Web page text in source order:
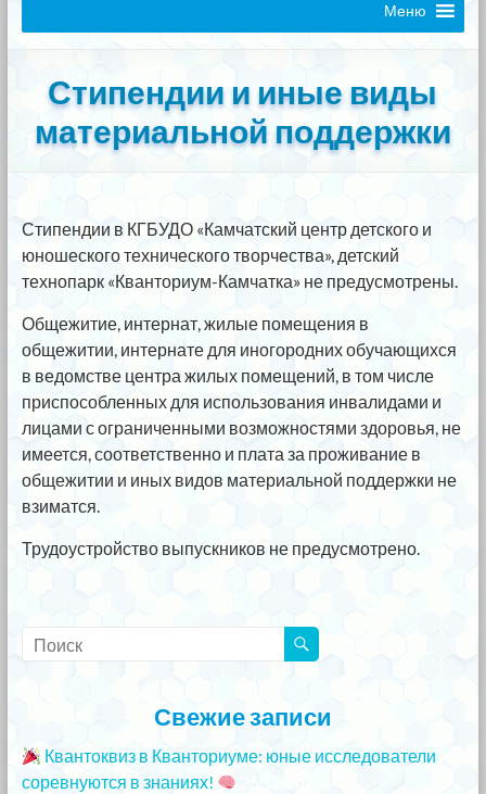
Меню
Стипендии и иные виды
материальной поддержки
Стипендии в КГБУДО «Камчатский центр детского и
юношеского технического творчества», детский
технопарк «Кванториум-Камчатка» не предусмотрены.
Общежитие, интернат, жилые помещения в
общежитии, интернате для иногородних обучающихся
в ведомстве центра жилых помещений, в том числе
приспособленных для использования инвалидами и
лицами с ограниченными возможностями здоровья, не
имеется, соответственно и плата за проживание в
общежитии и иных видов материальной поддержки не
взиматся.
Трудоустройство выпускников не предусмотрено.
Свежие записи
Квантоквиз в Кванториуме: юные исследователи
соревнуются в знаниях!